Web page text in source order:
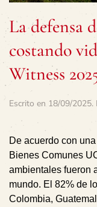
La defensa
costando
Witness
Escrito en 18/09/2025.
De acuerdo con
Bienes Comunes
ambientales fueron
mundo. El 82% de
Colombia,